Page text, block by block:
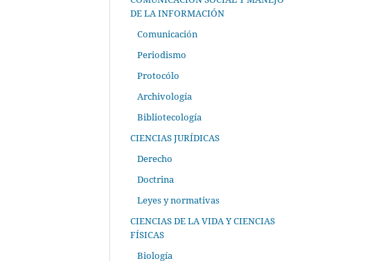
DE LA INFORMACIÓN
Comunicación
Periodismo
Protocólo
Archivología
Bibliotecología
CIENCIAS JURÍDICAS
Derecho
Doctrina
Leyes y normativas
CIENCIAS DE LA VIDA Y CIENCIAS
FÍSICAS
Biología